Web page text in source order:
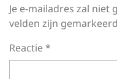
Je e-mailadres zal niet
velden zijn
Reactie*